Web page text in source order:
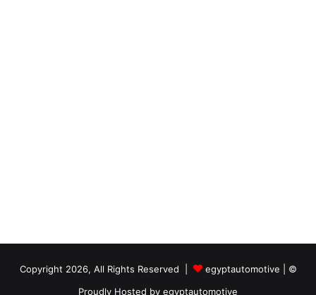
© Copyright 2026, All Rights Reserved |
egyptautomotive
Proudly Hosted by egyptautomotive